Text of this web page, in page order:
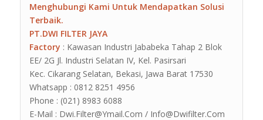
Menghubungi Kami Untuk Mendapatkan Solusi
Terbaik.
PT.DWI FILTER JAYA
Factory : Kawasan Industri Jababeka Tahap 2 Blok
EE/ 2G Jl. Industri Selatan IV, Kel. Pasirsari
Kec. Cikarang Selatan, Bekasi, Jawa Barat 17530
Whatsapp : 0812 8251 4956
Phone : (021) 8983 6088
E-Mail : Dwi.Filter@Ymail.Com / Info@Dwifilter.Com